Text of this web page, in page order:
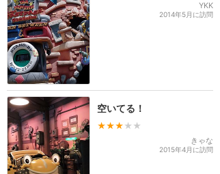
YKK
2014年5月に訪問
空いてる！
★★★ ★★
きゃな
2015年4月に訪問